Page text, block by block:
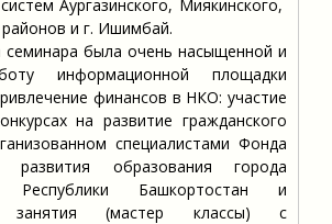
Аургазинского, Миякинского,
и г. Ишимбай.
была очень насыщенной и
информационной площадки
финансов в НКО: участие
на развитие гражданского
специалистами Фонда
образования города
Республики Башкортостан и
занятия (мастер классы) с